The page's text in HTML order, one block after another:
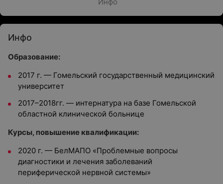
Инфо
Образование:
2017 г. — Гомельский государственный медицинский
университет
2017–2018гг. — интернатура на базе Гомельской
областной клинической больнице
Курсы, повышение квалификации:
2020 г. — БелМАПО «Проблемные вопросы
диагностики и лечения заболеваний
периферической нервной системы»